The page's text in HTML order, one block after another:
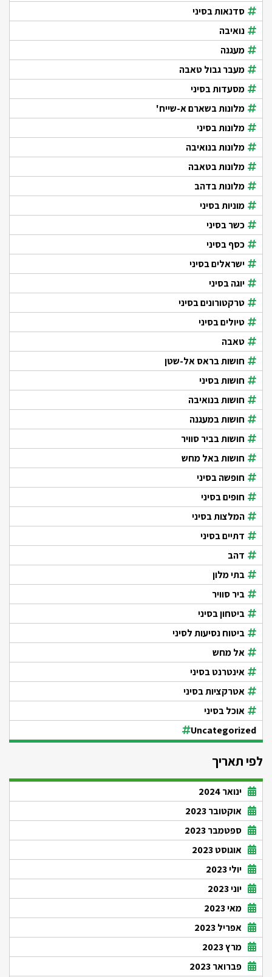
סדנאות בסיני
נואיבה
מעגנה
מעבר גבול טאבה
מסעדות בסיני
מלונות בשארם א-שייח'
מלונות בסיני
מלונות בנואיבה
מלונות בטאבה
מלונות בדהב
מוניות בסיני
כשר בסיני
כסף בסיני
ישראלים בסיני
יוגה בסיני
טרקטורונים בסיני
טיולים בסיני
טאבה
חושות בראס אל-שטן
חושות בסיני
חושות בנואיבה
חושות במעגנה
חושות בביר סוויר
חושות באל מחש
חופשה בסיני
חופים בסיני
המלצות בסיני
דתיים בסיני
דהב
בתי מלון
ביר סוויר
ביטחון בסיני
ביטוח נסיעות לסיני
אל מחש
אינטרנט בסיני
אטרקציות בסיני
אוכל בסיני
Uncategorized
לפי תאריך
ינואר 2024
אוקטובר 2023
ספטמבר 2023
אוגוסט 2023
יולי 2023
יוני 2023
מאי 2023
אפריל 2023
מרץ 2023
פברואר 2023